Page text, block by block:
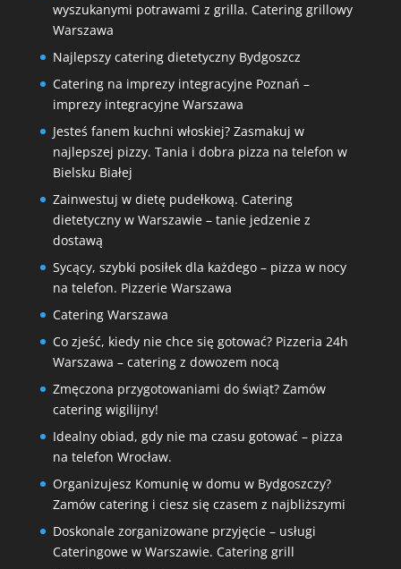
wyszukanymi potrawami z grilla. Catering grillowy
Warszawa
Najlepszy catering dietetyczny Bydgoszcz
Catering na imprezy integracyjne Poznań –
imprezy integracyjne Warszawa
Jesteś fanem kuchni włoskiej? Zasmakuj w
najlepszej pizzy. Tania i dobra pizza na telefon w
Bielsku Białej
Zainwestuj w dietę pudełkową. Catering
dietetyczny w Warszawie – tanie jedzenie z
dostawą
Sycący, szybki posiłek dla każdego – pizza w nocy
na telefon. Pizzerie Warszawa
Catering Warszawa
Co zjeść, kiedy nie chce się gotować? Pizzeria 24h
Warszawa – catering z dowozem nocą
Zmęczona przygotowaniami do świąt? Zamów
catering wigilijny!
Idealny obiad, gdy nie ma czasu gotować – pizza
na telefon Wrocław.
Organizujesz Komunię w domu w Bydgoszczy?
Zamów catering i ciesz się czasem z najbliższymi
Doskonale zorganizowane przyjęcie – usługi
Cateringowe w Warszawie. Catering grill